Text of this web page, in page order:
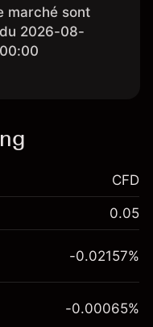
marché sont
2026-08-
pour le
CFD
0.05
-0.02157%
-0.00065%